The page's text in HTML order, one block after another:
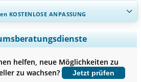
KOSTENLOSE ANPASSUNG
Abdeckung erweitern,
Wettbewerbs-
Jetzt anpassen
helfen, neue Möglichkeiten zu
zu wachsen?
Jetzt prüfen